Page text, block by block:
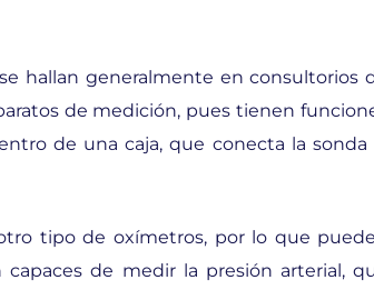
hallan generalmente en consultorios
de medición, pues tienen
de una caja, que conecta la sonda
tipo de oxímetros, por lo que
de medir la presión arterial,